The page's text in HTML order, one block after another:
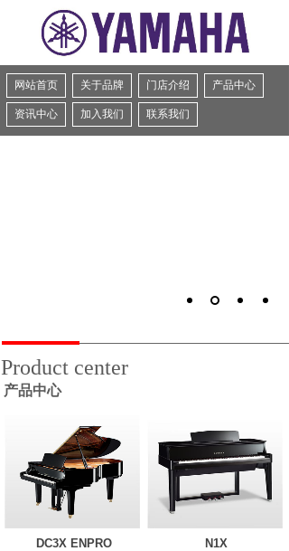
网站首页 关于品牌 门店介绍 产品中心
资讯中心 加入我们 联系我们
Product center
产品中心
DC3X ENPRO
N1X